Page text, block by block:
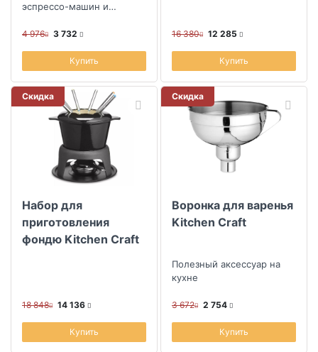
эспрессо-машин и
4 976 3 732
Купить
16 380 12 285
Купить
Скидка
Набор для
приготовления
фондю Kitchen Craft
18 848 14 136
Купить
Скидка
Воронка для варенья
Kitchen Craft
Полезный аксессуар на
кухне
3 672 2 754
Купить